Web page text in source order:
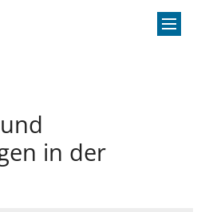
in der